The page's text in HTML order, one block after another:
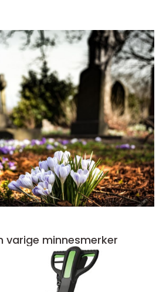
varige minnesmerker